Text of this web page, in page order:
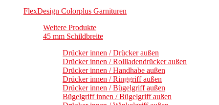
FlexDesign Colorplus Garnituren
Weitere Produkte
45 mm Schildbreite
Drücker innen / Drücker außen
Drücker innen / Rollladendrücker außen
Drücker innen / Handhabe außen
Drücker innen / Ringgriff außen
Drücker innen / Bügelgriff außen
Bügelgriff innen / Bügelgriff außen